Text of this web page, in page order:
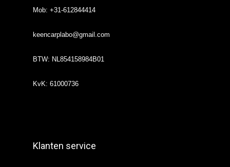
Mob: +31-612844414
keencarplabo@gmail.com
BTW: NL854158984B01
KvK: 61000736
Klanten service